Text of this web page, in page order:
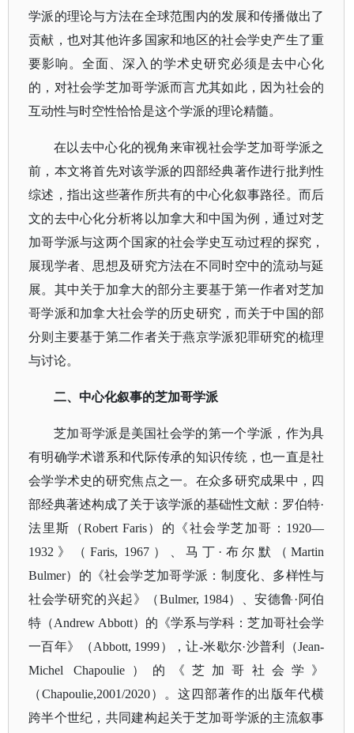
学派的理论与方法在全球范围内的发展和传播做出了
贡献，也对其他许多国家和地区的社会学史产生了重
要影响。全面、深入的学术史研究必须是去中心化
的，对社会学芝加哥学派而言尤其如此，因为社会的
互动性与时空性恰恰是这个学派的理论精髓。
在以去中心化的视角来审视社会学芝加哥学派之
前，本文将首先对该学派的四部经典著作进行批判性
综述，指出这些著作所共有的中心化叙事路径。而后
文的去中心化分析将以加拿大和中国为例，通过对芝
加哥学派与这两个国家的社会学史互动过程的探究，
展现学者、思想及研究方法在不同时空中的流动与延
展。其中关于加拿大的部分主要基于第一作者对芝加
哥学派和加拿大社会学的历史研究，而关于中国的部
分则主要基于第二作者关于燕京学派犯罪研究的梳理
与讨论。
二、中心化叙事的芝加哥学派
芝加哥学派是美国社会学的第一个学派，作为具
有明确学术谱系和代际传承的知识传统，也一直是社
会学学术史的研究焦点之一。在众多研究成果中，四
部经典著述构成了关于该学派的基础性文献：罗伯特·
法里斯（Robert Faris）的《社会学芝加哥：1920—
1932》（Faris, 1967）、马丁·布尔默（Martin
Bulmer）的《社会学芝加哥学派：制度化、多样性与
社会学研究的兴起》（Bulmer, 1984）、安德鲁·阿伯
特（Andrew Abbott）的《学系与学科：芝加哥社会学
一百年》（Abbott, 1999），让-米歇尔·沙普利（Jean-
Michel Chapoulie）的《芝加哥社会学》
（Chapoulie,2001/2020）。这四部著作的出版年代横
跨半个世纪，共同建构起关于芝加哥学派的主流叙事